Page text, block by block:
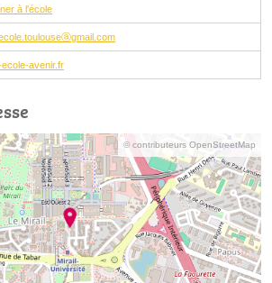
à l'école
avenir.fr
© contributeurs OpenStreetMap